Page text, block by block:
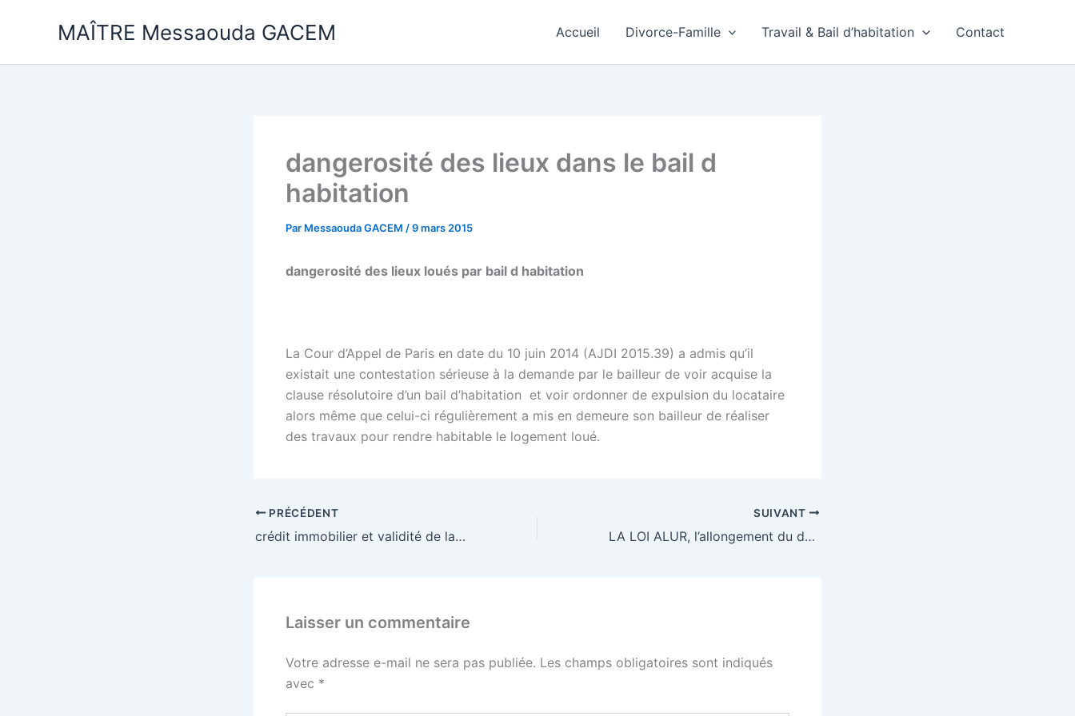
MAÎTRE Messaouda GACEM Accueil Divorce-Famille Travail & Bail d’habitation Contact
dangerosité des lieux dans le bail d
habitation
Par Messaouda GACEM /9 mars 2015
dangerosité des lieux loués par bail d habitation
La Cour d’Appel de Paris en date du 10 juin 2014 (AJDI 2015.39) a admis qu’il
existait une contestation sérieuse à la demande par le bailleur de voir acquise la
clause résolutoire d’un bail d’habitation et voir ordonner de expulsion du locataire
alors même que celui-ci régulièrement a mis en demeure son bailleur de réaliser
des travaux pour rendre habitable le logement loué.
PRÉCÉDENT
crédit immobilier et validité de la saisie immobilière
SUIVANT
LA LOI ALUR, l’allongement du délai de paiement d’arriérés de loyer de 24 à 36 mois
Laisser un commentaire
Votre adresse e-mail ne sera pas publiée. Les champs obligatoires sont indiqués
avec *